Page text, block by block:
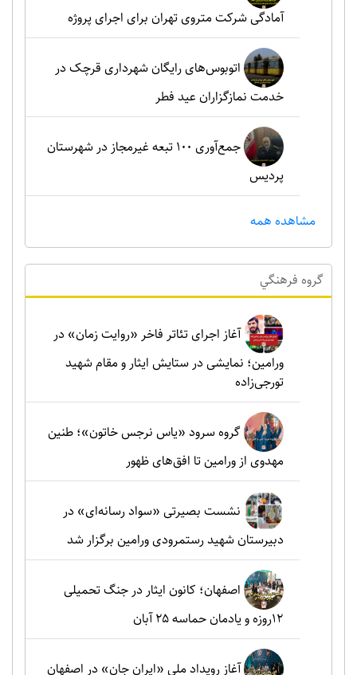
آمادگی شرکت متروی تهران برای اجرای پروژه
اتوبوس‌های رایگان شهرداری قرچک در
خدمت نمازگزاران عید فطر
جمع‌آوری ۱۰۰ تبعه غیرمجاز در شهرستان
پردیس
مشاهده همه
گروه فرهنگي
آغاز اجرای تئاتر فاخر «روایت زمان» در
ورامین؛ نمایشی در ستایش ایثار و مقام شهید
تورجی‌زاده
گروه سرود «یاس نرجس خاتون»؛ طنین
مهدوی از ورامین تا افق‌های ظهور
نشست بصیرتی «سواد رسانه‌ای» در
دبیرستان شهید رستمرودی ورامین برگزار شد
اصفهان؛ کانون ایثار در جنگ تحمیلی
۱۲روزه و یادمان حماسه ۲۵ آبان
آغاز رویداد ملی «ایران جان» در اصفهان